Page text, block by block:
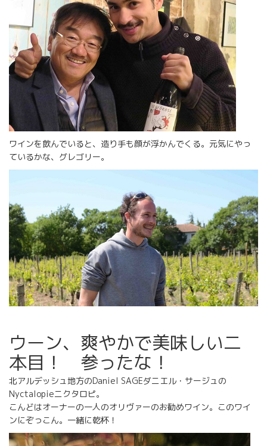
ワインを飲んでいると、造り手も顔が浮かんでくる。元気にやっ
ているかな、グレゴリー。
ウーン、爽やかで美味しい二
本目！ 参ったな！
北アルデッシュ地方のDaniel SAGEダニエル・サージュの
Nyctalopieニクタロピ。
こんどはオーナーの一人のオリヴァーのお勧めワイン。このワイ
ンにぞっこん。一緒に乾杯！